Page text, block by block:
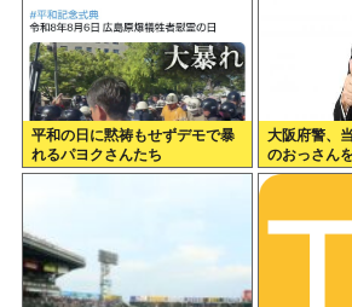
平和の日に黙祷もせずデモで暴
れるパヨクさんたち
大阪府警、
のおっさん